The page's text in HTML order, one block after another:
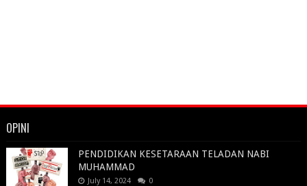
OPINI
PENDIDIKAN KESETARAAN TELADAN NABI
MUHAMMAD
July 14, 2024 0